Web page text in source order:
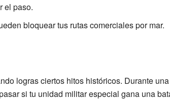
el paso.
bloquear tus rutas comerciales por mar.
logras ciertos hitos históricos. Durante una
si tu unidad militar especial gana una